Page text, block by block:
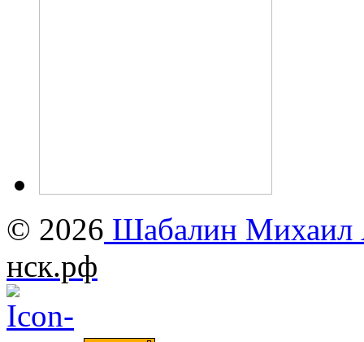
© 2026 Шабалин Михаил
нск.рф